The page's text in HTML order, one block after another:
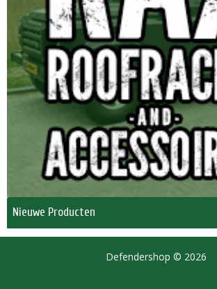
Nieuwe Producten
Defendershop © 2026